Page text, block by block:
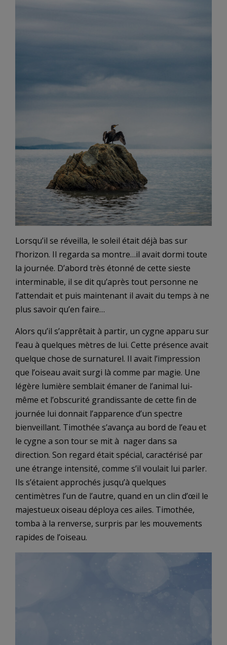
Lorsqu’il se réveilla, le soleil était déjà bas sur
l’horizon. Il regarda sa montre…il avait dormi toute
la journée. D’abord très étonné de cette sieste
interminable, il se dit qu’après tout personne ne
l’attendait et puis maintenant il avait du temps à ne
plus savoir qu’en faire…
Alors qu’il s’apprêtait à partir, un cygne apparu sur
l’eau à quelques mètres de lui. Cette présence avait
quelque chose de surnaturel. Il avait l’impression
que l’oiseau avait surgi là comme par magie. Une
légère lumière semblait émaner de l’animal lui-
même et l’obscurité grandissante de cette fin de
journée lui donnait l’apparence d’un spectre
bienveillant. Timothée s’avança au bord de l’eau et
le cygne a son tour se mit à nager dans sa
direction. Son regard était spécial, caractérisé par
une étrange intensité, comme s’il voulait lui parler.
Ils s’étaient approchés jusqu’à quelques
centimètres l’un de l’autre, quand en un clin d’œil le
majestueux oiseau déploya ces ailes. Timothée,
tomba à la renverse, surpris par les mouvements
rapides de l’oiseau.